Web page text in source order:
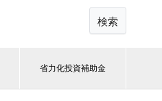
検索
省力化投資補助金